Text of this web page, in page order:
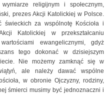
religijnym i społecznym,
prezes Akcji Katolickiej w Polsce.
świeckich za wspólnotę Kościoła i
Katolickiej w przekształcaniu
ewangelicznymi, gdyż
tego dokonać w dzisiejszym
Nie możemy zamknąć się w
ale należy dawać wspólne
w obronie Ojczyzny, rodziny,
śmierci musimy być jednoznaczni i